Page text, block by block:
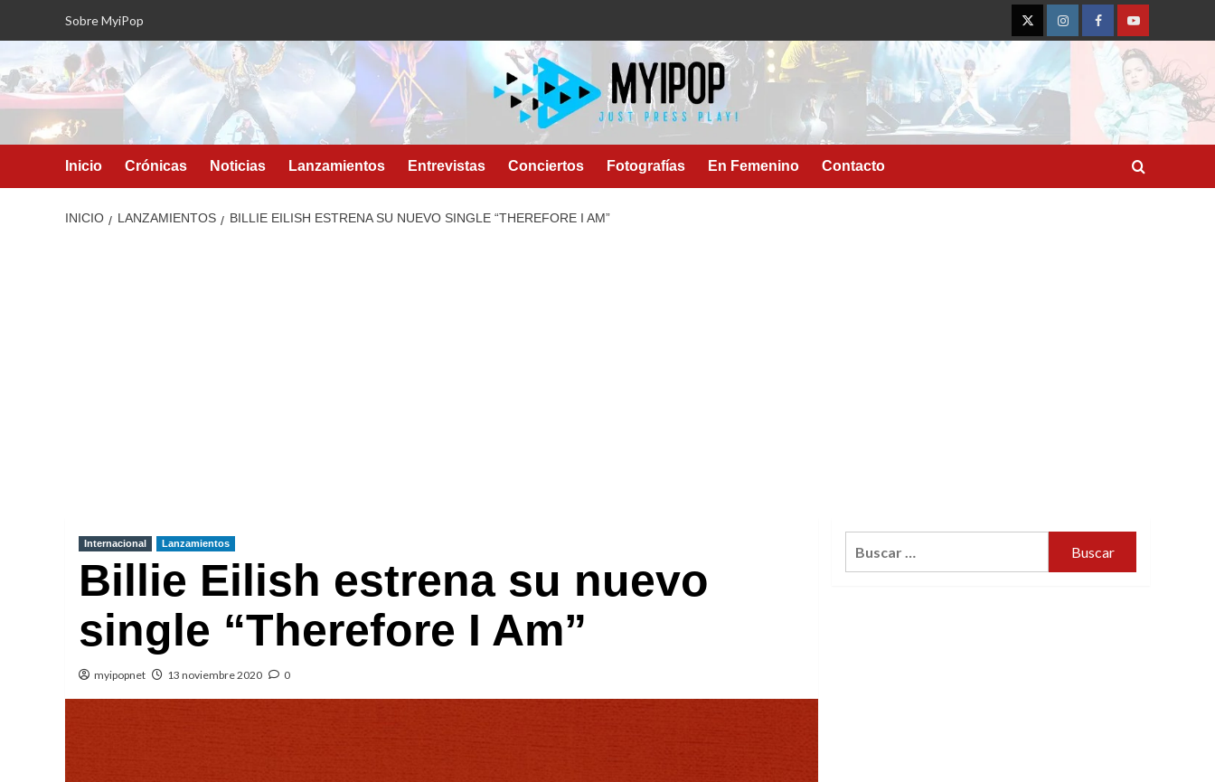
Sobre MyiPop
TwitterInstagramFacebookYouTube
Inicio Crónicas Noticias Lanzamientos Entrevistas Conciertos Fotografías En Femenino Contacto
INICIO LANZAMIENTOS BILLIE EILISH ESTRENA SU NUEVO SINGLE “THEREFORE I AM”
Internacional Lanzamientos
Billie Eilish estrena su nuevo
single “Therefore I Am”
myipopnet 13 noviembre 2020 0